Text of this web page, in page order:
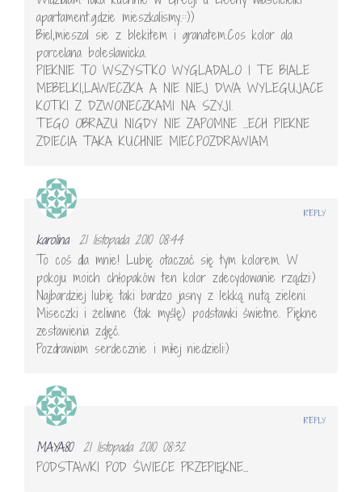
apartament.gdzie mieszkalismy.::))
Biel,mieszal sie z blekitem i granatem.Cos kolor ala
porcelana boleslawicka.
PIEKNIE TO WSZYSTKO WYGLADALO I TE BIALE
MEBELKI,LAWECZKA A NIE NIEJ DWA WYLEGUJACE
KOTKI Z DZWONECZKAMI NA SZYJI.
TEGO OBRAZU NIGDY NIE ZAPOMNE …ECH PIEKNE
ZDIECIA TAKA KUCHNIE MIEC.POZDRAWIAM
karolina 21 listopada 2010 08:44
To coś dla mnie! Lubię otaczać się tym kolorem. W
pokoju moich chłopaków ten kolor zdecydowanie rządzi:)
Najbardziej lubię taki bardzo jasny z lekką nutą zieleni.
Miseczki i żeliwne (tak myślę) podstawki świetne. Piękne
zestawienia zdjęć.
Pozdrawiam serdecznie i miłej niedzieli:)
REPLY
MAYA80 21 listopada 2010 08:32
PODSTAWKI POD ŚWIECE PRZEPIĘKNE…
REPLY